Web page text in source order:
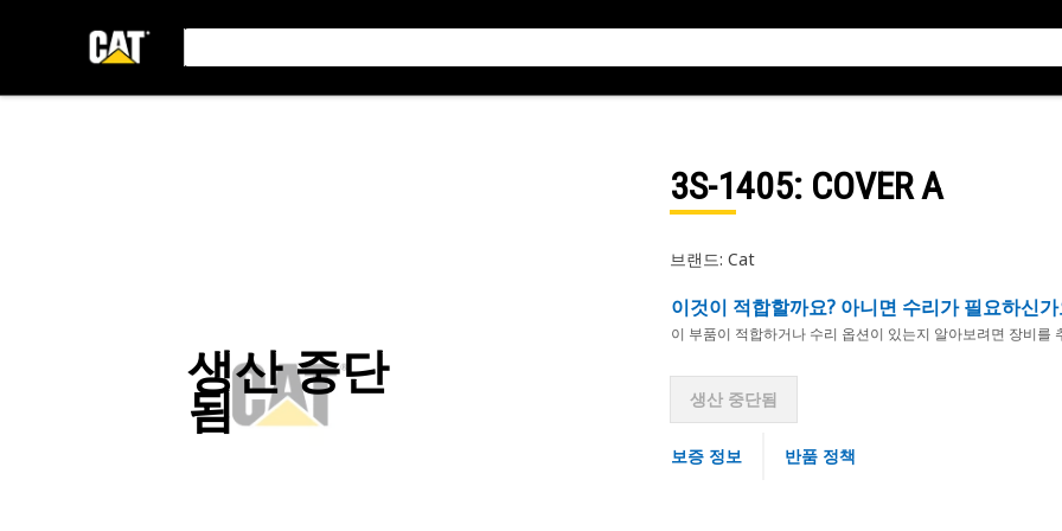
생산 중단
됨
3S-1405: COVER A
브랜드: Cat
이것이 적합할까요? 아니면 수리가 필요하신가
이 부품이 적합하거나 수리 옵션이 있는지 알아보려면 장비를
생산 중단됨
보증 정보 반품 정책